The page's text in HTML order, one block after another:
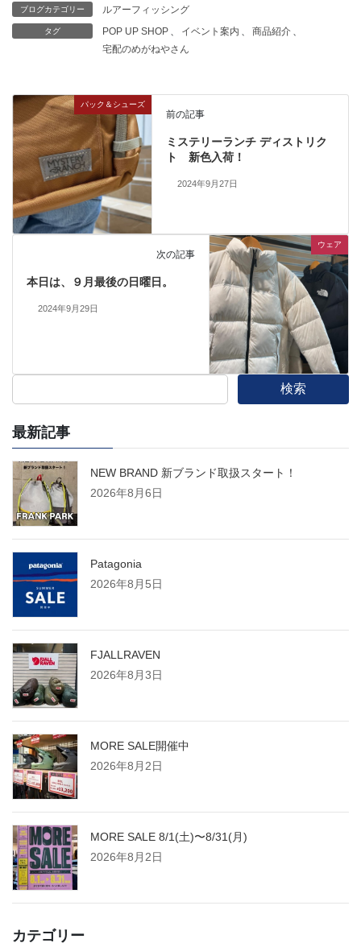
ブログカテゴリー ルアーフィッシング
タグ POP UP SHOP イベント案内 商品紹介
宅配のめがねやさん
パック＆シューズ
前の記事
ミステリーランチ ディストリク
ト 新色入荷！
2024年9月27日
ウェア
次の記事
本日は、９月最後の日曜日。
2024年9月29日
検索
最新記事
NEW BRAND 新ブランド取扱スタート！
2026年8月6日
Patagonia
2026年8月5日
FJALLRAVEN
2026年8月3日
MORE SALE開催中
2026年8月2日
MORE SALE 8/1(土)〜8/31(月)
2026年8月2日
カテゴリー